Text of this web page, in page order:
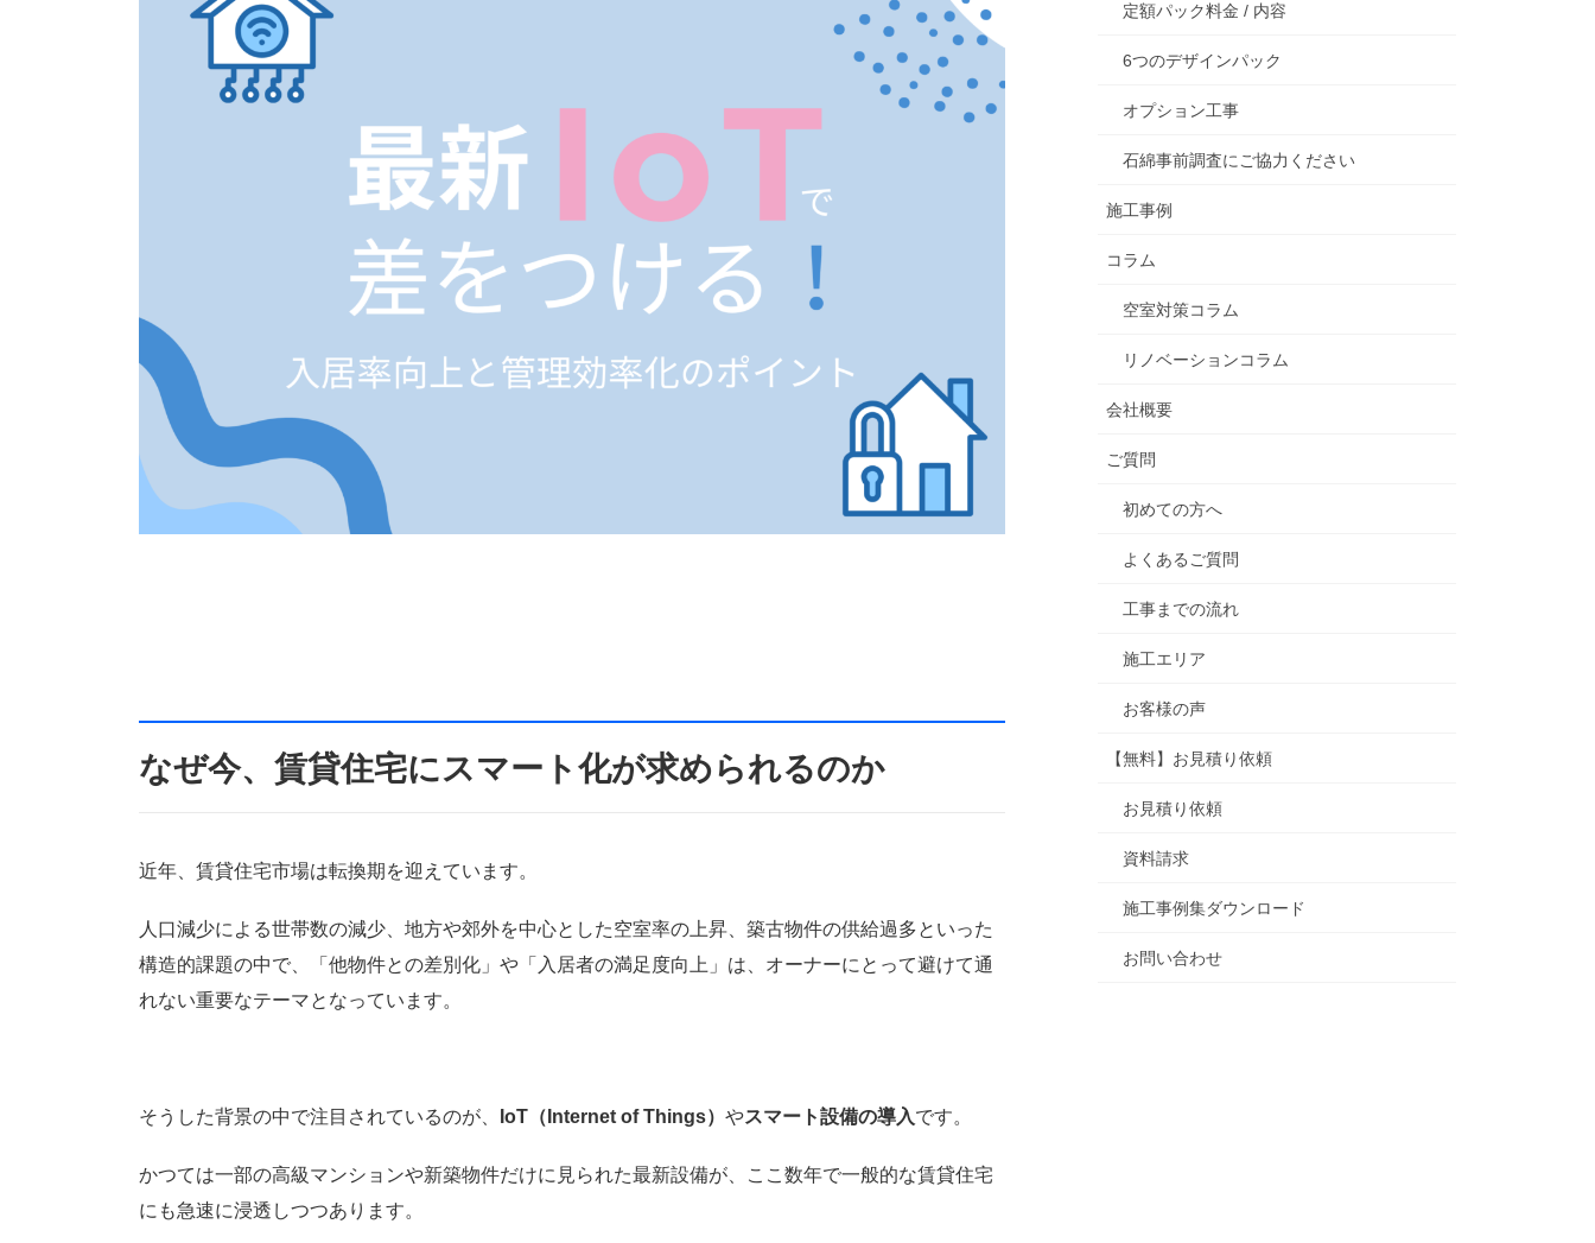
なぜ今、賃貸住宅にスマート化が求められるのか
近年、賃貸住宅市場は転換期を迎えています。
人口減少による世帯数の減少、地方や郊外を中心とした空室率の上昇、築古物件の供給過多といった
構造的課題の中で、「他物件との差別化」や「入居者の満足度向上」は、オーナーにとって避けて通
れない重要なテーマとなっています。
そうした背景の中で注目されているのが、 IoT（Internet of Things） やスマート設備の導入です。
かつては一部の高級マンションや新築物件だけに見られた最新設備が、ここ数年で一般的な賃貸住宅
にも急速に浸透しつつあります。
定額パック料金 / 内容
6つのデザインパック
オプション工事
石綿事前調査にご協力ください
施工事例
コラム
空室対策コラム
リノベーションコラム
会社概要
ご質問
初めての方へ
よくあるご質問
工事までの流れ
施工エリア
お客様の声
【無料】お見積り依頼
お見積り依頼
資料請求
施工事例集ダウンロード
お問い合わせ